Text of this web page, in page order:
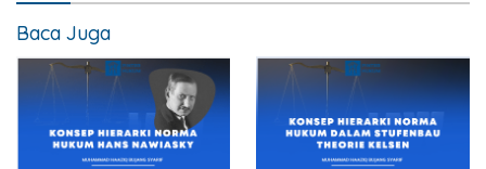
Baca Juga